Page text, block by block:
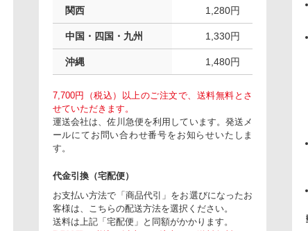
関西 1,280円
中国・四国・九州 1,330円
沖縄 1,480円
7,700円（税込）以上のご注文で、送料無料とさ
せていただきます。
運送会社は、佐川急便を利用しています。発送メ
ールにてお問い合わせ番号をお知らせいたしま
す。
代金引換（宅配便）
お支払い方法で「商品代引」をお選びになったお
客様は、こちらの配送方法を選択ください。
送料は上記「宅配便」と同額がかかります。